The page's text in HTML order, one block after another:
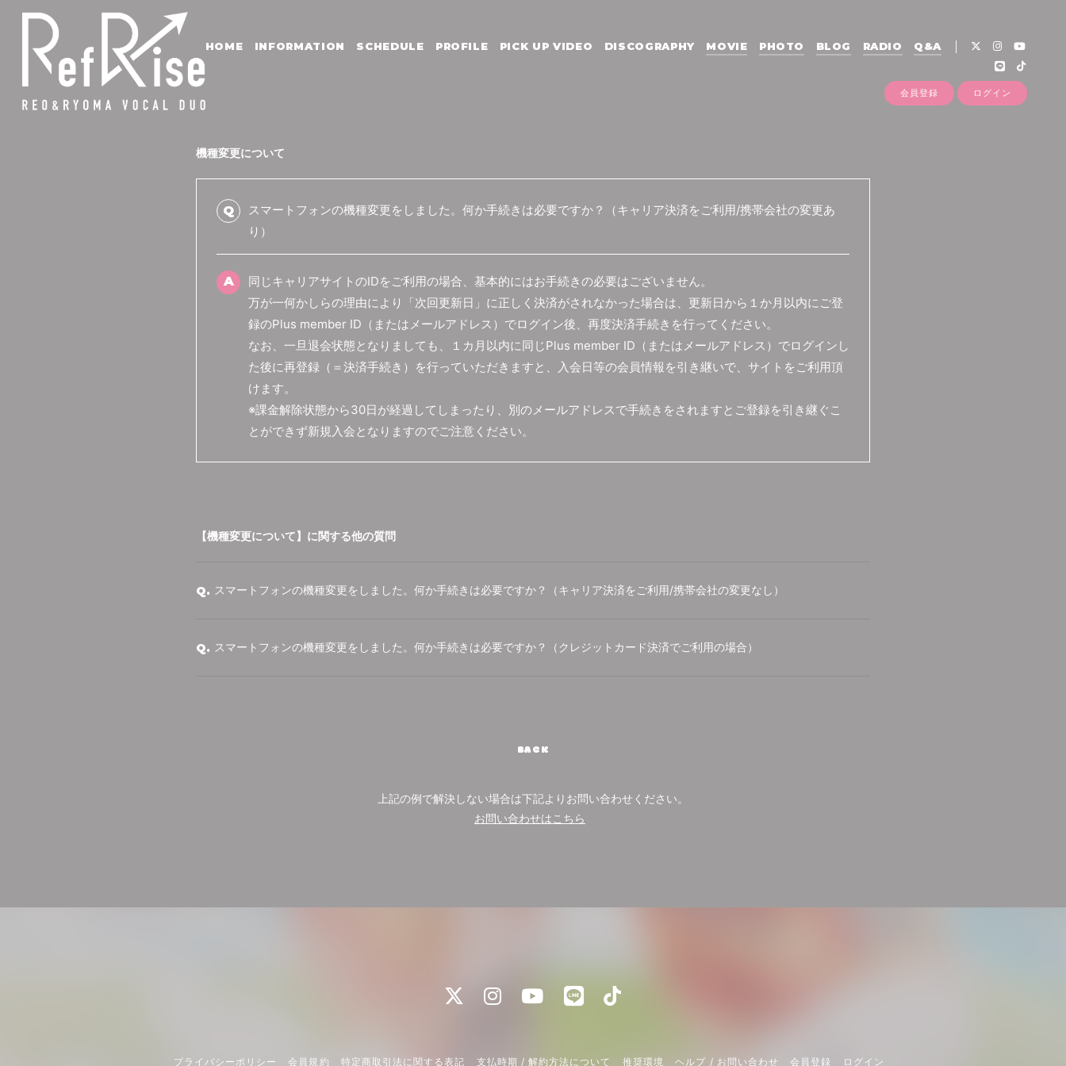
HOME INFORMATION SCHEDULE PROFILE PICK UP VIDEO DISCOGRAPHY MOVIE PHOTO BLOG RADIO Q&A
会員登録 ログイン
機種変更について
Q
スマートフォンの機種変更をしました。何か手続きは必要ですか？（キャリア決済をご利用/携帯会社の変更あ
り）
A
同じキャリアサイトのIDをご利用の場合、基本的にはお手続きの必要はございません。
万が一何かしらの理由により「次回更新日」に正しく決済がされなかった場合は、更新日から１か月以内にご登
録のPlus member ID（またはメールアドレス）でログイン後、再度決済手続きを行ってください。
なお、一旦退会状態となりましても、１カ月以内に同じPlus member ID（またはメールアドレス）でログインし
た後に再登録（＝決済手続き）を行っていただきますと、入会日等の会員情報を引き継いで、サイトをご利用頂
けます。
※課金解除状態から30日が経過してしまったり、別のメールアドレスで手続きをされますとご登録を引き継ぐこ
とができず新規入会となりますのでご注意ください。
【機種変更について】に関する他の質問
Q. スマートフォンの機種変更をしました。何か手続きは必要ですか？（キャリア決済をご利用/携帯会社の変更なし）
Q. スマートフォンの機種変更をしました。何か手続きは必要ですか？（クレジットカード決済でご利用の場合）
BACK
上記の例で解決しない場合は下記よりお問い合わせください。
お問い合わせはこちら
プライバシーポリシー 会員規約 特定商取引法に関する表記 支払時期 / 解約方法について 推奨環境 ヘルプ / お問い合わせ 会員登録 ログイン